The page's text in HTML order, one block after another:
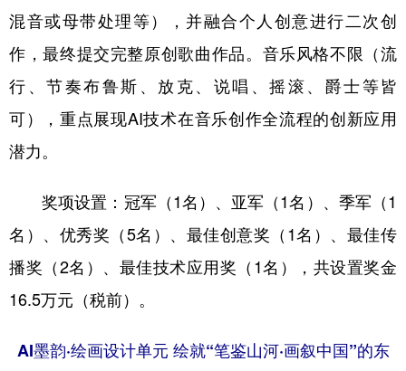
混音或母带处理等），并融合个人创意进行二次创
作，最终提交完整原创歌曲作品。音乐风格不限（流
行、节奏布鲁斯、放克、说唱、摇滚、爵士等皆
可），重点展现AI技术在音乐创作全流程的创新应用
潜力。
奖项设置：冠军（1名）、亚军（1名）、季军（1
名）、优秀奖（5名）、最佳创意奖（1名）、最佳传
播奖（2名）、最佳技术应用奖（1名），共设置奖金
16.5万元（税前）。
AI墨韵·绘画设计单元 绘就“笔鉴山河·画叙中国”的东